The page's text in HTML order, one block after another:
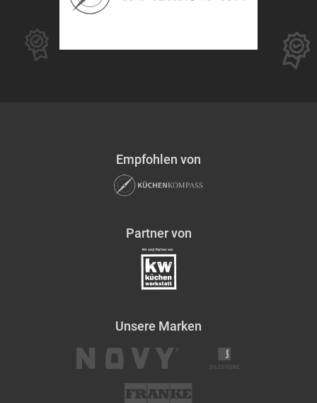
Empfohlen von
Partner von
Unsere Marken